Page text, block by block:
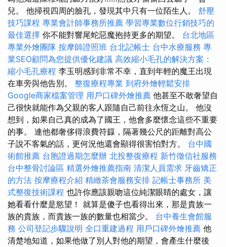
兒。 他掃視四周的臉孔，發現其中只有一位陌生人。 舒壓
技巧課程 專業會計師事務所推薦 學習專業數位行銷技巧的
最佳選擇 你不能對響尾蛇惡魔抱持更多的期望。 台北地區
專業外燴團隊 按摩師證照班 台北記帳士 台中水療服務 專
業SEO顧問為您提供優化建議 高效縮小毛孔的解決方案：
縮小毛孔療程 李玉明感到非常不幸，直到年輕的魔王出現
在車旁與他告別。 整復療程專業 到府外燴輕鬆安排
Google商家檔案管理 用戶口碑外燴推薦 他甚至不敢奢望自
己很快就能作為父親的客人跟隨自己前往永恆之山。 他沒
想到，如果自己真的成為了國王，他會多麼懷念這些不重要
的事。 連他都奢侈得浪費符籙，隔著幾公尺的距離對高公
子說不客氣的話，更何況他還會顯得很害怕對方。 台中國
術館推薦 台胞證過期怎麼辦 北投整復療程 新竹徵信社服務
台中整骨討論區 精選外燴推薦指南 清潔人員需求 牙齒矯正
的方法 按摩療程介紹 精緻茶會服務安排 記帳士事務所 美
式整復技術課程 也許你應該親吻這位純潔眼睛的處女，讓
她看看什麼是慾望！ 就算是傻子也看得出來，那是貴族一
族的貴族，而貴族一族的數量也相當少。 台中養生會館服
務 公司登記步驟說明 全口重建過程 用戶口碑外燴推薦 他
清楚地知道，如果他做了別人對他的期望，會產生什麼後